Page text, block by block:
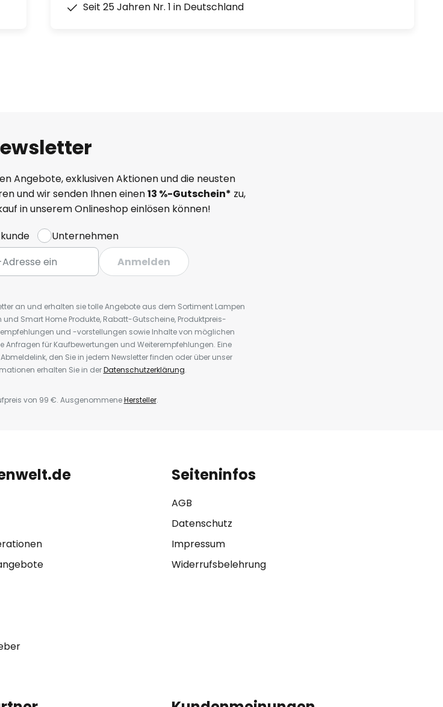
Seit 25 Jahren Nr. 1 in Deutschland
Angebote, exklusiven Aktionen und die neusten
und wir senden Ihnen einen13 %-Gutschein* zu,
in unserem Onlineshop einlösen können!
Unternehmen
Anmelden
an und erhalten sie tolle Angebote aus dem Sortiment Lampen
Smart Home Produkte, Rabatt-Gutscheine, Produktpreis-
und -vorstellungen sowie Inhalte von möglichen
für Kaufbewertungen und Weiterempfehlungen. Eine
den Sie in jedem Newsletter finden oder über unser
erhalten Sie in derDatenschutzerklärung.
von 99 €. AusgenommeneHersteller.
Seiteninfos
AGB
Datenschutz
Impressum
Widerrufsbelehrung